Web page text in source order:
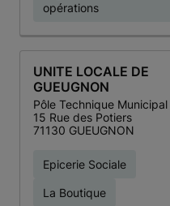
opérations
UNITE LOCALE DE
GUEUGNON
Pôle Technique Municipal
15 Rue des Potiers
71130 GUEUGNON
Epicerie Sociale
La Boutique